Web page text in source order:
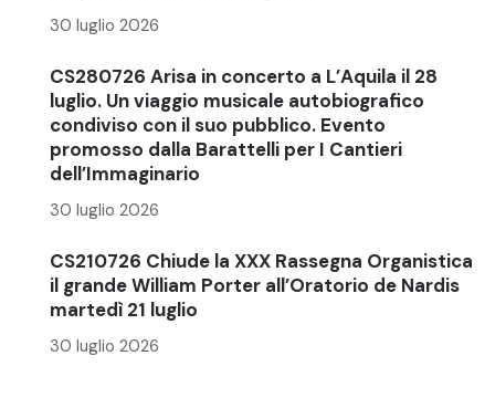
30 luglio 2026
CS280726 Arisa in concerto a L’Aquila il 28
luglio. Un viaggio musicale autobiografico
condiviso con il suo pubblico. Evento
promosso dalla Barattelli per I Cantieri
dell’Immaginario
30 luglio 2026
CS210726 Chiude la XXX Rassegna Organistica
il grande William Porter all’Oratorio de Nardis
martedì 21 luglio
30 luglio 2026